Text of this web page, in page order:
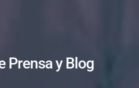
Prensa y Blog